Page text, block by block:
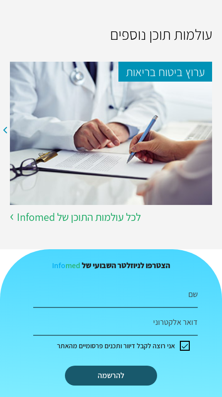
עולמות תוכן נוספים
ערוץ ביטוח בריאות
לכל עולמות התוכן של Infomed
הצטרפו לניוזלטר השבועי של Infomed
שם
דואר אלקטרוני
להרשמה
אני רוצה לקבל דיוור ותכנים פרסומיים מהאתר